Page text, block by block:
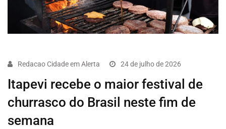
Redacao Cidade em Alerta 24 de julho de 2026
Itapevi recebe o maior festival de
churrasco do Brasil neste fim de
semana